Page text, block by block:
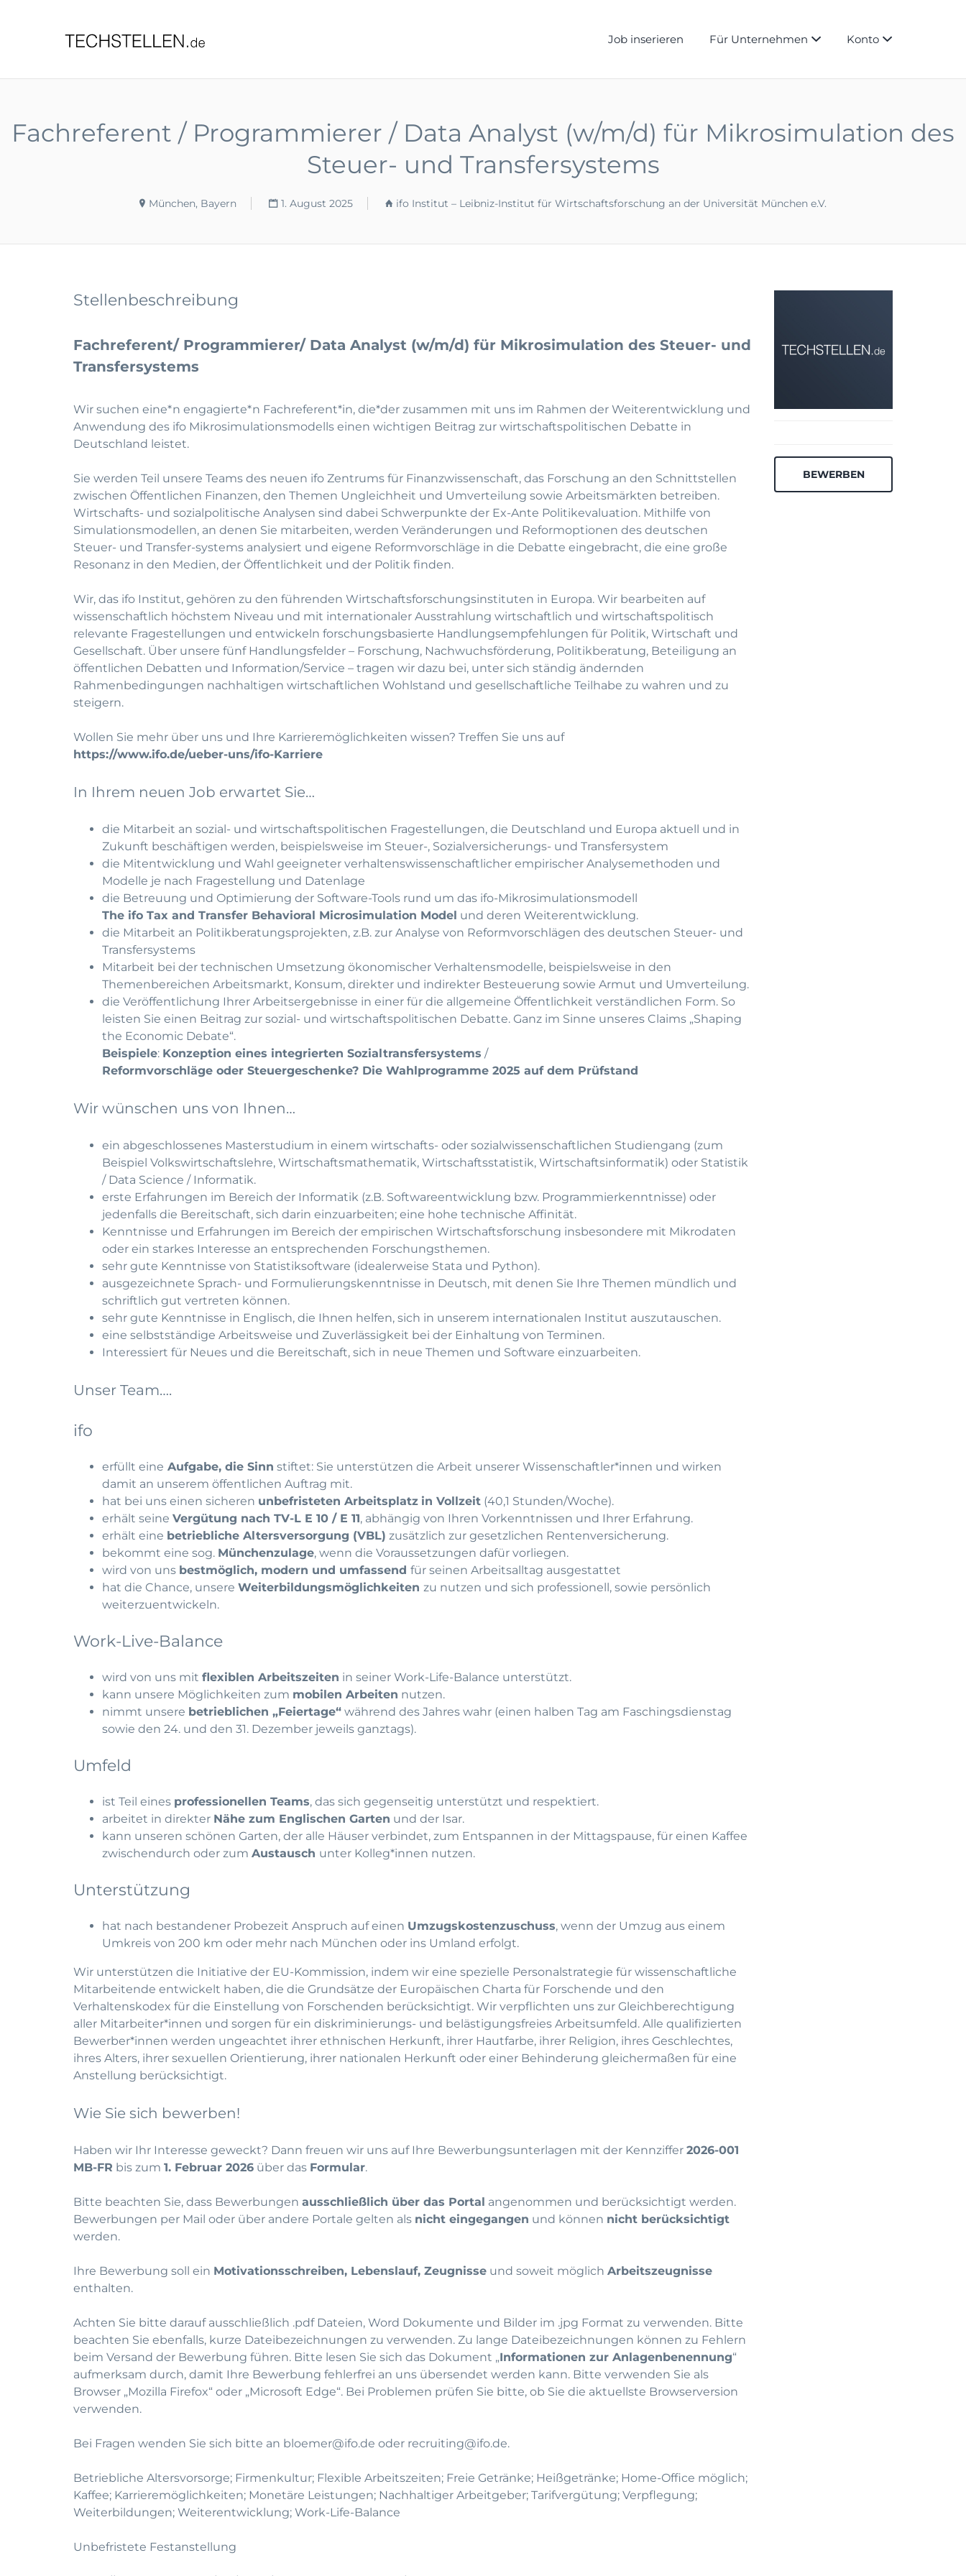
Job inserieren Für Unternehmen Konto
Fachreferent / Programmierer / Data Analyst (w/m/d) für Mikrosimulation des
Steuer- und Transfersystems
München, Bayern 1. August 2025 ifo Institut – Leibniz-Institut für Wirtschaftsforschung an der Universität München e.V.
Stellenbeschreibung
Fachreferent/ Programmierer/ Data Analyst (w/m/d) für Mikrosimulation des Steuer- und
Transfersystems
Wir suchen eine*n engagierte*n Fachreferent*in, die*der zusammen mit uns im Rahmen der Weiterentwicklung und
Anwendung des ifo Mikrosimulationsmodells einen wichtigen Beitrag zur wirtschaftspolitischen Debatte in
Deutschland leistet.
Sie werden Teil unsere Teams des neuen ifo Zentrums für Finanzwissenschaft, das Forschung an den Schnittstellen
zwischen Öffentlichen Finanzen, den Themen Ungleichheit und Umverteilung sowie Arbeitsmärkten betreiben.
Wirtschafts- und sozialpolitische Analysen sind dabei Schwerpunkte der Ex-Ante Politikevaluation. Mithilfe von
Simulationsmodellen, an denen Sie mitarbeiten, werden Veränderungen und Reformoptionen des deutschen
Steuer- und Transfer-systems analysiert und eigene Reformvorschläge in die Debatte eingebracht, die eine große
Resonanz in den Medien, der Öffentlichkeit und der Politik finden.
Wir, das ifo Institut, gehören zu den führenden Wirtschaftsforschungsinstituten in Europa. Wir bearbeiten auf
wissenschaftlich höchstem Niveau und mit internationaler Ausstrahlung wirtschaftlich und wirtschaftspolitisch
relevante Fragestellungen und entwickeln forschungsbasierte Handlungsempfehlungen für Politik, Wirtschaft und
Gesellschaft. Über unsere fünf Handlungsfelder – Forschung, Nachwuchsförderung, Politikberatung, Beteiligung an
öffentlichen Debatten und Information/Service – tragen wir dazu bei, unter sich ständig ändernden
Rahmenbedingungen nachhaltigen wirtschaftlichen Wohlstand und gesellschaftliche Teilhabe zu wahren und zu
steigern.
Wollen Sie mehr über uns und Ihre Karrieremöglichkeiten wissen? Treffen Sie uns auf
https://www.ifo.de/ueber-uns/ifo-Karriere
In Ihrem neuen Job erwartet Sie…
die Mitarbeit an sozial- und wirtschaftspolitischen Fragestellungen, die Deutschland und Europa aktuell und in
Zukunft beschäftigen werden, beispielsweise im Steuer-, Sozialversicherungs- und Transfersystem
die Mitentwicklung und Wahl geeigneter verhaltenswissenschaftlicher empirischer Analysemethoden und
Modelle je nach Fragestellung und Datenlage
die Betreuung und Optimierung der Software-Tools rund um das ifo-Mikrosimulationsmodell
The ifo Tax and Transfer Behavioral Microsimulation Model und deren Weiterentwicklung.
die Mitarbeit an Politikberatungsprojekten, z.B. zur Analyse von Reformvorschlägen des deutschen Steuer- und
Transfersystems
Mitarbeit bei der technischen Umsetzung ökonomischer Verhaltensmodelle, beispielsweise in den
Themenbereichen Arbeitsmarkt, Konsum, direkter und indirekter Besteuerung sowie Armut und Umverteilung.
die Veröffentlichung Ihrer Arbeitsergebnisse in einer für die allgemeine Öffentlichkeit verständlichen Form. So
leisten Sie einen Beitrag zur sozial- und wirtschaftspolitischen Debatte. Ganz im Sinne unseres Claims „Shaping
the Economic Debate“.
Beispiele: Konzeption eines integrierten Sozialtransfersystems /
Reformvorschläge oder Steuergeschenke? Die Wahlprogramme 2025 auf dem Prüfstand
Wir wünschen uns von Ihnen…
ein abgeschlossenes Masterstudium in einem wirtschafts- oder sozialwissenschaftlichen Studiengang (zum
Beispiel Volkswirtschaftslehre, Wirtschaftsmathematik, Wirtschaftsstatistik, Wirtschaftsinformatik) oder Statistik
/ Data Science / Informatik.
erste Erfahrungen im Bereich der Informatik (z.B. Softwareentwicklung bzw. Programmierkenntnisse) oder
jedenfalls die Bereitschaft, sich darin einzuarbeiten; eine hohe technische Affinität.
Kenntnisse und Erfahrungen im Bereich der empirischen Wirtschaftsforschung insbesondere mit Mikrodaten
oder ein starkes Interesse an entsprechenden Forschungsthemen.
sehr gute Kenntnisse von Statistiksoftware (idealerweise Stata und Python).
ausgezeichnete Sprach- und Formulierungskenntnisse in Deutsch, mit denen Sie Ihre Themen mündlich und
schriftlich gut vertreten können.
sehr gute Kenntnisse in Englisch, die Ihnen helfen, sich in unserem internationalen Institut auszutauschen.
eine selbstständige Arbeitsweise und Zuverlässigkeit bei der Einhaltung von Terminen.
Interessiert für Neues und die Bereitschaft, sich in neue Themen und Software einzuarbeiten.
Unser Team….
ifo
erfüllt eine Aufgabe, die Sinn stiftet: Sie unterstützen die Arbeit unserer Wissenschaftler*innen und wirken
damit an unserem öffentlichen Auftrag mit.
hat bei uns einen sicheren unbefristeten Arbeitsplatz in Vollzeit (40,1 Stunden/Woche).
erhält seine Vergütung nach TV-L E 10 / E 11, abhängig von Ihren Vorkenntnissen und Ihrer Erfahrung.
erhält eine betriebliche Altersversorgung (VBL) zusätzlich zur gesetzlichen Rentenversicherung.
bekommt eine sog. Münchenzulage, wenn die Voraussetzungen dafür vorliegen.
wird von uns bestmöglich, modern und umfassend für seinen Arbeitsalltag ausgestattet
hat die Chance, unsere Weiterbildungsmöglichkeiten zu nutzen und sich professionell, sowie persönlich
weiterzuentwickeln.
Work-Live-Balance
wird von uns mit flexiblen Arbeitszeiten in seiner Work-Life-Balance unterstützt.
kann unsere Möglichkeiten zum mobilen Arbeiten nutzen.
nimmt unsere betrieblichen „Feiertage“ während des Jahres wahr (einen halben Tag am Faschingsdienstag
sowie den 24. und den 31. Dezember jeweils ganztags).
Umfeld
ist Teil eines professionellen Teams, das sich gegenseitig unterstützt und respektiert.
arbeitet in direkter Nähe zum Englischen Garten und der Isar.
kann unseren schönen Garten, der alle Häuser verbindet, zum Entspannen in der Mittagspause, für einen Kaffee
zwischendurch oder zum Austausch unter Kolleg*innen nutzen.
Unterstützung
hat nach bestandener Probezeit Anspruch auf einen Umzugskostenzuschuss, wenn der Umzug aus einem
Umkreis von 200 km oder mehr nach München oder ins Umland erfolgt.
Wir unterstützen die Initiative der EU-Kommission, indem wir eine spezielle Personalstrategie für wissenschaftliche
Mitarbeitende entwickelt haben, die die Grundsätze der Europäischen Charta für Forschende und den
Verhaltenskodex für die Einstellung von Forschenden berücksichtigt. Wir verpflichten uns zur Gleichberechtigung
aller Mitarbeiter*innen und sorgen für ein diskriminierungs- und belästigungsfreies Arbeitsumfeld. Alle qualifizierten
Bewerber*innen werden ungeachtet ihrer ethnischen Herkunft, ihrer Hautfarbe, ihrer Religion, ihres Geschlechtes,
ihres Alters, ihrer sexuellen Orientierung, ihrer nationalen Herkunft oder einer Behinderung gleichermaßen für eine
Anstellung berücksichtigt.
Wie Sie sich bewerben!
Haben wir Ihr Interesse geweckt? Dann freuen wir uns auf Ihre Bewerbungsunterlagen mit der Kennziffer 2026-001
MB-FR bis zum 1. Februar 2026 über das Formular.
Bitte beachten Sie, dass Bewerbungen ausschließlich über das Portal angenommen und berücksichtigt werden.
Bewerbungen per Mail oder über andere Portale gelten als nicht eingegangen und können nicht berücksichtigt
werden.
Ihre Bewerbung soll ein Motivationsschreiben, Lebenslauf, Zeugnisse und soweit möglich Arbeitszeugnisse
enthalten.
Achten Sie bitte darauf ausschließlich .pdf Dateien, Word Dokumente und Bilder im .jpg Format zu verwenden. Bitte
beachten Sie ebenfalls, kurze Dateibezeichnungen zu verwenden. Zu lange Dateibezeichnungen können zu Fehlern
beim Versand der Bewerbung führen. Bitte lesen Sie sich das Dokument „Informationen zur Anlagenbenennung“
aufmerksam durch, damit Ihre Bewerbung fehlerfrei an uns übersendet werden kann. Bitte verwenden Sie als
Browser „Mozilla Firefox“ oder „Microsoft Edge“. Bei Problemen prüfen Sie bitte, ob Sie die aktuellste Browserversion
verwenden.
Bei Fragen wenden Sie sich bitte an bloemer@ifo.de oder recruiting@ifo.de.
Betriebliche Altersvorsorge; Firmenkultur; Flexible Arbeitszeiten; Freie Getränke; Heißgetränke; Home-Office möglich;
Kaffee; Karrieremöglichkeiten; Monetäre Leistungen; Nachhaltiger Arbeitgeber; Tarifvergütung; Verpflegung;
Weiterbildungen; Weiterentwicklung; Work-Life-Balance
Unbefristete Festanstellung
BEWERBEN